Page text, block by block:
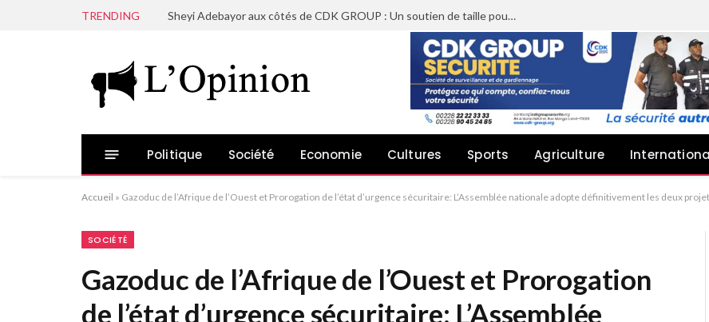
TRENDING Sheyi Adebayor aux côtés de CDK GROUP : Un soutien de taille pour le concert de Joachin Migos
Politique Société Economie Cultures Sports Agriculture
Accueil » Gazoduc de l’Afrique de l’Ouest et Prorogation de l’état d’urgence sécuritaire: L’Assemblée nationale adopte définitivement les deux
SOCIÉTÉ
Gazoduc de l’Afrique de l’Ouest et Prorogation
de l’état d’urgence sécuritaire: L’Assemblée